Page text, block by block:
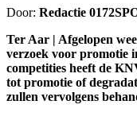
Door: Redactie
Ter Aar | Afgelopen
verzoek voor promotie
competities heeft de
tot promotie of
zullen vervolgens